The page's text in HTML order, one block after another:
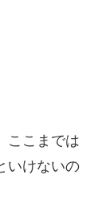
ここまでは
いけないの